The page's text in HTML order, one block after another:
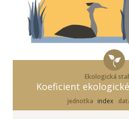
Ekologická
Koeficient
jednotka index